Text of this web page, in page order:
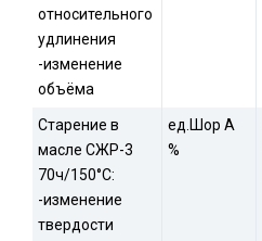
относительного
удлинения
-изменение
объёма
Старение в
масле СЖР-3
70ч/150°С:
-изменение
твердости
ед.Шор А
%